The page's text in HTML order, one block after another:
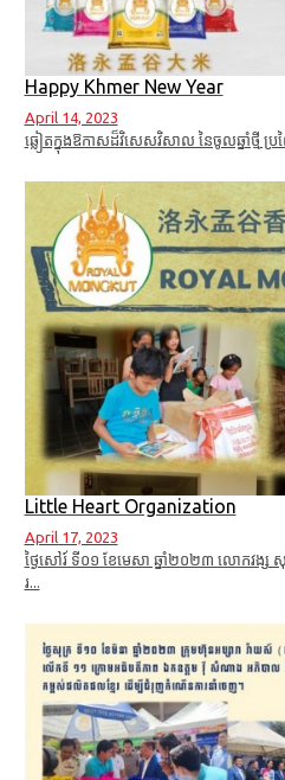
Happy Khmer New Year
April 14, 2023
ឆ្លៀតក្នុងឱកាសដ៏វិសេសវិសាល នៃចូលឆ្នាំថ្មី ប្រព
Little Heart Organization
April 17, 2023
ថ្ងៃសៅរ៍ ទី០១ ខែមេសា ឆ្នាំ២០២៣ លោកវង្ស
រ...